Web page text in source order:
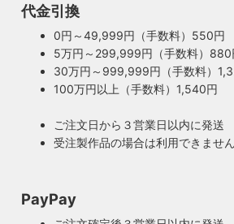
代金引換
0円～49,999円（手数料）550円
5万円～299,999円（手数料）880
30万円～999,999円（手数料）
100万円以上（手数料）1,540円
ご注文日から３営業日以内に発送
受注製作品の場合は利用できません
PayPay